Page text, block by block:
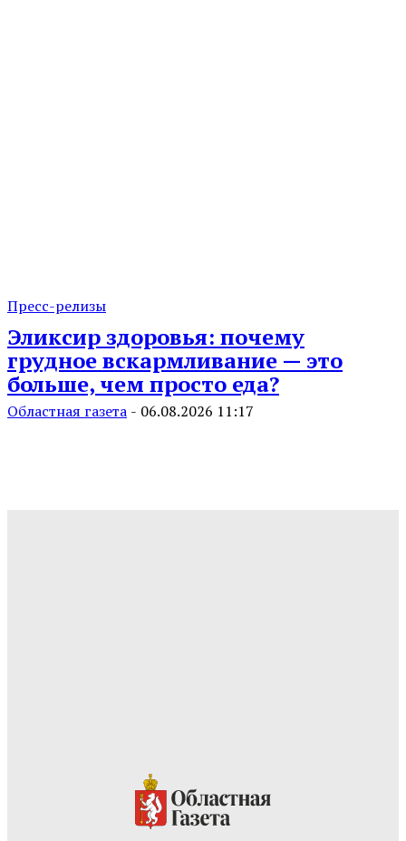
Пресс-релизы
Эликсир здоровья: почему
грудное вскармливание — это
больше, чем просто еда?
Областная газета - 06.08.2026 11:17